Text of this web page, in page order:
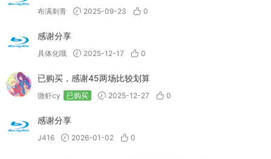
布满刺青 2025-09-23 0
感谢分享
具体化哦 2025-12-17 0
已购买，感谢45两场比较划算
微虾cy 已购买 2025-12-27 0
感谢分享
J416 2026-01-02 0